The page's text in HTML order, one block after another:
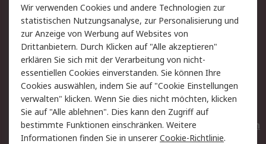
Rücksendungen
Kontakt
Hilfe
Privatkunden
Rechtliches
AGB
Datenschutz
Cookie-Richtlinie
Zahlungsbedingungen
Copyright/Impressum
Entsorgung
Elektrogeräte/Batterien
Wir verwenden Cookies und andere Technologien zur
statistischen Nutzungsanalyse, zur Personalisierung und
zur Anzeige von Werbung auf Websites von
Drittanbietern. Durch Klicken auf "Alle akzeptieren"
erklären Sie sich mit der Verarbeitung von nicht-
essentiellen Cookies einverstanden. Sie können Ihre
Cookies auswählen, indem Sie auf "Cookie Einstellungen
verwalten" klicken. Wenn Sie dies nicht möchten, klicken
Sie auf "Alle ablehnen". Dies kann den Zugriff auf
bestimmte Funktionen einschränken. Weitere
Informationen finden Sie in unsererCookie-Richtlinie.